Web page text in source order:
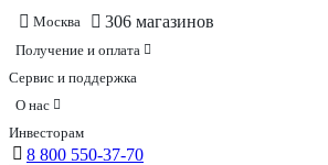
Москва 306 магазинов
Получение и оплата
Сервис и поддержка
О нас
Инвесторам
8 800 550-37-70